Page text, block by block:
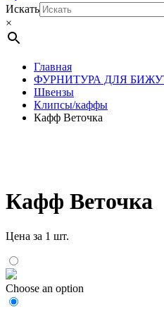
Искать
×
Главная
ФУРНИТУРА ДЛЯ
Швензы
Клипсы/каффы
Кафф Веточка
Кафф Веточка
Цена за 1 шт.
Choose an option